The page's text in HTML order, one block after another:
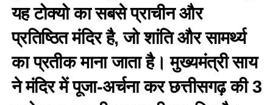
यह टोक्यो का सबसे प्राचीन और
प्रतिष्ठित मंदिर है, जो शांति और सामर्थ्य
का प्रतीक माना जाता है। मुख्यमंत्री साय
ने मंदिर में पूजा-अर्चना कर छत्तीसगढ़ की 3